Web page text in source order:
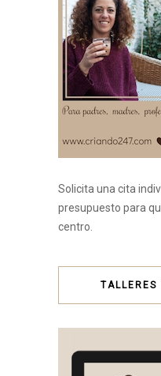
Solicita una cita
presupuesto para
centro.
TALLERES